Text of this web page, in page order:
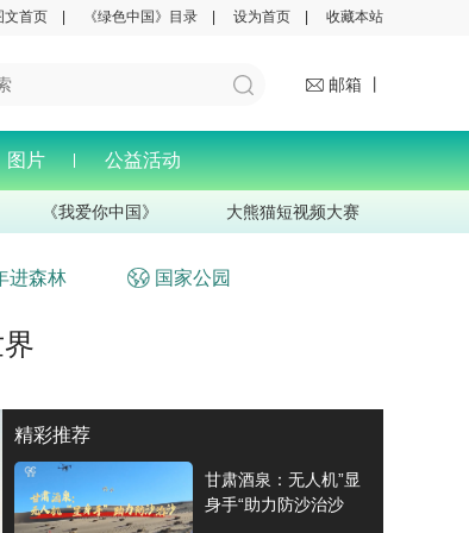
文首页 《绿色中国》目录 设为首页 收藏本站
邮箱 丨
图片 公益活动
《我爱你中国》 大熊猫短视频大赛
进森林 国家公园
精彩推荐
甘肃酒泉：无人机”显
身手“助力防沙治沙